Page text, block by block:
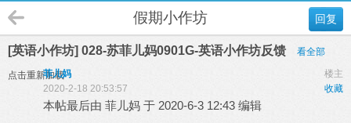
回复
假期小作坊
[英语小作坊] 028-苏菲儿妈0901G-英语小作坊反馈 看全部
点击重新加载 楼主
菲儿妈
收藏
2020-2-18 20:53:57
本帖最后由 菲儿妈 于 2020-6-3 12:43 编辑